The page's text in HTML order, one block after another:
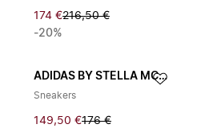
174 €216,50 €
-20%
ADIDAS BY STELLA MCCARTNEY
Sneakers
149,50 €176 €